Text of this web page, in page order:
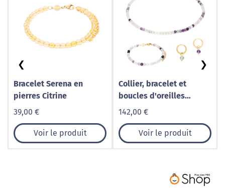
Bracelet Serena en
pierres Citrine
39,00 €
Voir le produit
Collier, bracelet et
boucles d'oreilles
Serena en pierres
142,00 €
Voir le produit
❮ ❯